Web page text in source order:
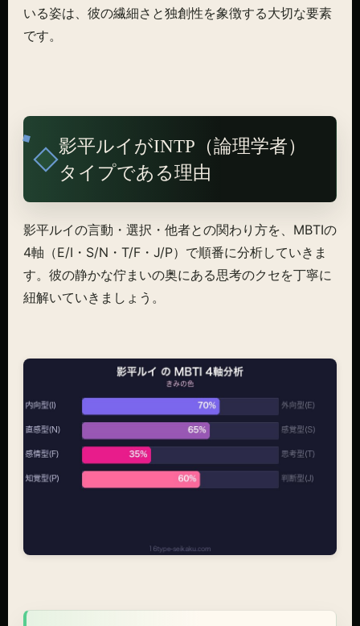
いる姿は、彼の繊細さと独創性を象徴する大切な要素
です。
影平ルイがINTP（論理学者）
タイプである理由
影平ルイの言動・選択・他者との関わり方を、MBTIの
4軸（E/I・S/N・T/F・J/P）で順番に分析していきま
す。彼の静かな佇まいの奥にある思考のクセを丁寧に
紐解いていきましょう。